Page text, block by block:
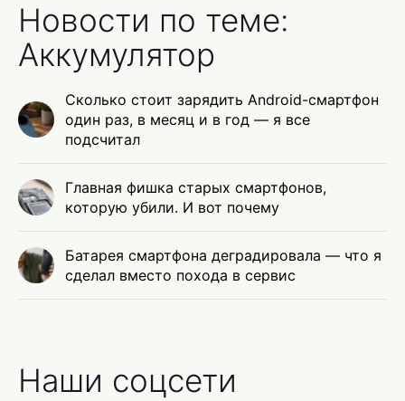
Новости по теме:
Аккумулятор
Сколько стоит зарядить Android-смартфон
один раз, в месяц и в год — я все
подсчитал
Главная фишка старых смартфонов,
которую убили. И вот почему
Батарея смартфона деградировала — что я
сделал вместо похода в сервис
Наши соцсети